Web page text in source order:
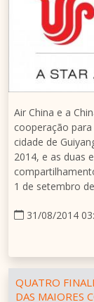
Air China e a
cooperação
cidade de
2014, e as duas
1 de setembro
31/08/2014
QUATRO
DAS MAIORES